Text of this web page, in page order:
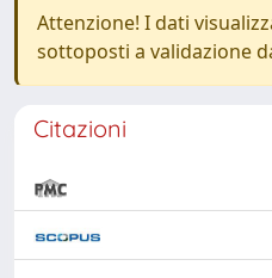
Attenzione! I dati
sottoposti a validazione
Citazioni